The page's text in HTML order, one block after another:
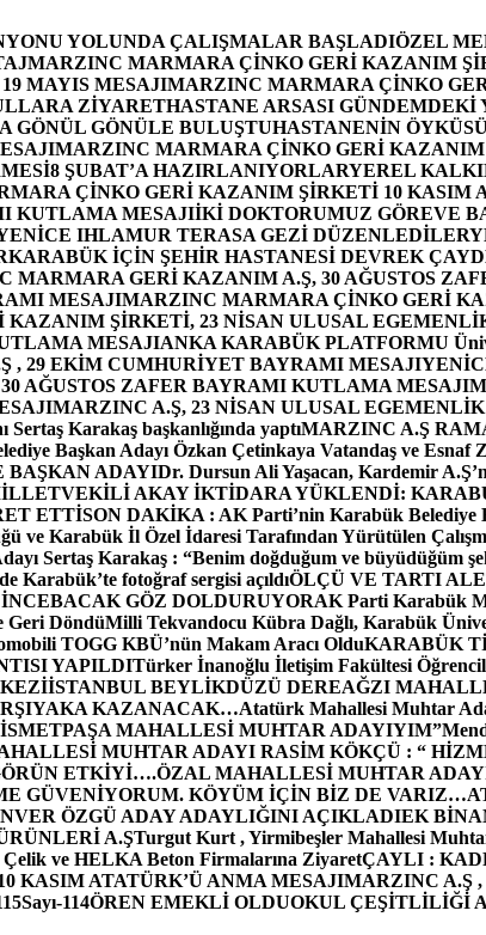
YOLUNDA ÇALIŞMALAR BAŞLADIÖZEL
MARZINC MARMARA ÇİNKO GERİ KAZANIM
MAYIS MESAJIMARZINC MARMARA ÇİNKO
ZİYARETHASTANE ARSASI GÜNDEMDEKİ
GÖNÜL GÖNÜLE BULUŞTUHASTANENİN
MARZINC MARMARA ÇİNKO GERİ
8 ŞUBAT’A HAZIRLANIYORLARYEREL
ÇİNKO GERİ KAZANIM ŞİRKETİ 10 KASIM
KUTLAMA MESAJIİKİ DOKTORUMUZ GÖREVE
IHLAMUR TERASA GEZİ DÜZENLEDİLER
KARABÜK İÇİN ŞEHİR HASTANESİ DEVREK
MARMARA GERİ KAZANIM A.Ş, 30 AĞUSTOS
MESAJIMARZINC MARMARA ÇİNKO GERİ
KAZANIM ŞİRKETİ, 23 NİSAN ULUSAL
MESAJIANKA KARABÜK PLATFORMU
, 29 EKİM CUMHURİYET BAYRAMI MESAJI
AĞUSTOS ZAFER BAYRAMI KUTLAMA MESAJI
MARZINC A.Ş, 23 NİSAN ULUSAL
Sertaş Karakaş başkanlığında yaptıMARZINC A.Ş
Başkan Adayı Özkan Çetinkaya Vatandaş ve Esnaf
BAŞKAN ADAYIDr. Dursun Ali Yaşacan, Kardemir
AKAY İKTİDARA YÜKLENDİ:
ETTİSON DAKİKA : AK Parti’nin Karabük Belediye
ve Karabük İl Özel İdaresi Tarafından Yürütülen
Sertaş Karakaş : “Benim doğduğum ve büyüdüğüm
Karabük’te fotoğraf sergisi açıldıÖLÇÜ VE TARTI
GÖZ DOLDURUYORAK Parti Karabük
Geri DöndüMilli Tekvandocu Kübra Dağlı, Karabük
TOGG KBÜ’nün Makam Aracı OlduKARABÜK
YAPILDITürker İnanoğlu İletişim Fakültesi
İSTANBUL BEYLİKDÜZÜ DEREAĞZI
KAZANACAK…Atatürk Mahallesi Muhtar
MAHALLESİ MUHTAR ADAYIYIM”
MUHTAR ADAYI RASİM KÖKÇÜ : “
ETKİYİ….ÖZAL MAHALLESİ MUHTAR
GÜVENİYORUM. KÖYÜM İÇİN BİZ DE VARIZ…
ÖZGÜ ADAY ADAYLIĞINI AÇIKLADIEK
A.ŞTurgut Kurt , Yirmibeşler Mahallesi
Çelik ve HELKA Beton Firmalarına ZiyaretÇAYLI :
KASIM ATATÜRK’Ü ANMA MESAJIMARZINC A.Ş
Sayı-114ÖREN EMEKLİ OLDUOKUL ÇEŞİTLİLİĞİ